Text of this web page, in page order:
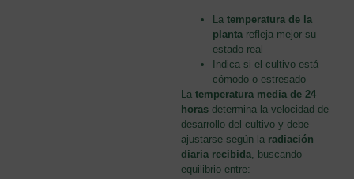
La temperatura de la
plantarefleja mejor su
estado real
Indica si el cultivo está
cómodo o estresado
La temperatura media de 24
horasdetermina la velocidad de
desarrollo del cultivo y debe
ajustarse según la radiación
diaria recibida, buscando
equilibrio entre: